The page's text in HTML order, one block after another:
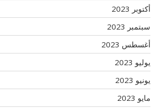
أكتوبر 2023
سبتمبر 2023
أغسطس 2023
يوليو 2023
يونيو 2023
مايو 2023